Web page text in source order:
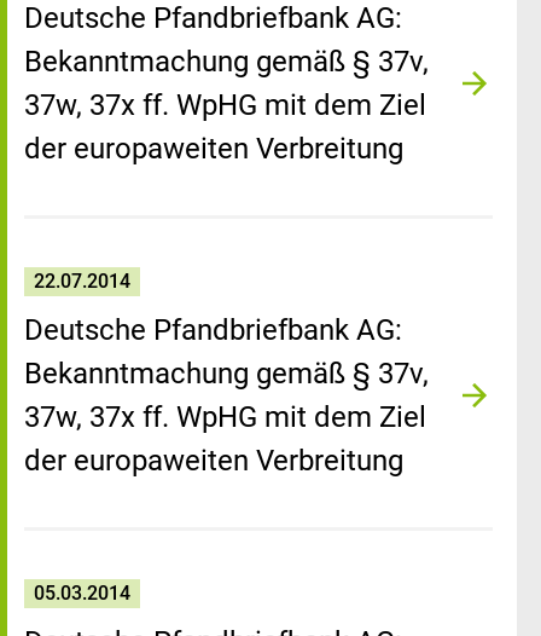
Deutsche Pfandbriefbank AG:
Bekanntmachung gemäß § 37v,
37w, 37x ff. WpHG mit dem Ziel
der europaweiten Verbreitung
22.07.2014
Deutsche Pfandbriefbank AG:
Bekanntmachung gemäß § 37v,
37w, 37x ff. WpHG mit dem Ziel
der europaweiten Verbreitung
05.03.2014